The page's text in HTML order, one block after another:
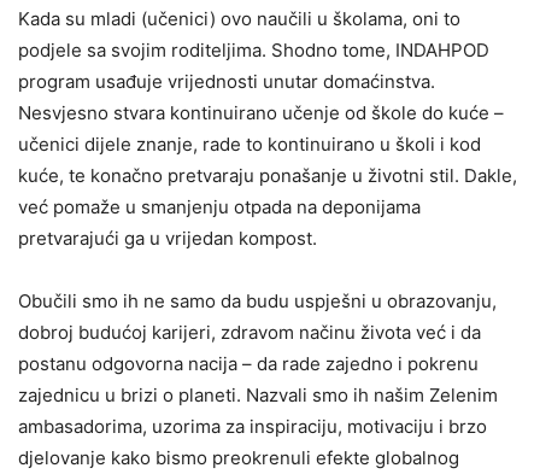
Kada su mladi (učenici) ovo naučili u školama, oni to
podjele sa svojim roditeljima. Shodno tome, INDAHPOD
program usađuje vrijednosti unutar domaćinstva.
Nesvjesno stvara kontinuirano učenje od škole do kuće –
učenici dijele znanje, rade to kontinuirano u školi i kod
kuće, te konačno pretvaraju ponašanje u životni stil. Dakle,
već pomaže u smanjenju otpada na deponijama
pretvarajući ga u vrijedan kompost.
Obučili smo ih ne samo da budu uspješni u obrazovanju,
dobroj budućoj karijeri, zdravom načinu života već i da
postanu odgovorna nacija – da rade zajedno i pokrenu
zajednicu u brizi o planeti. Nazvali smo ih našim Zelenim
ambasadorima, uzorima za inspiraciju, motivaciju i brzo
djelovanje kako bismo preokrenuli efekte globalnog